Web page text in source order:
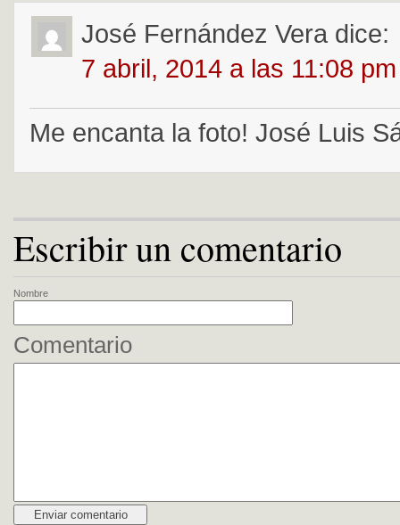
José Fernández Vera dice:
7 abril, 2014 a las 11:08 pm
Me encanta la foto! José Luis
Escribir un comentario
Nombre
Comentario